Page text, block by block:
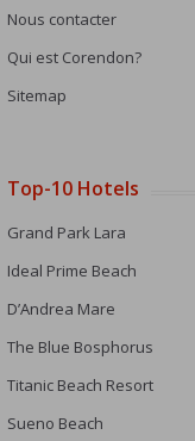
Nous contacter
Qui est Corendon?
Sitemap
Top-10 Hotels
Grand Park Lara
Ideal Prime Beach
D’Andrea Mare
The Blue Bosphorus
Titanic Beach Resort
Sueno Beach